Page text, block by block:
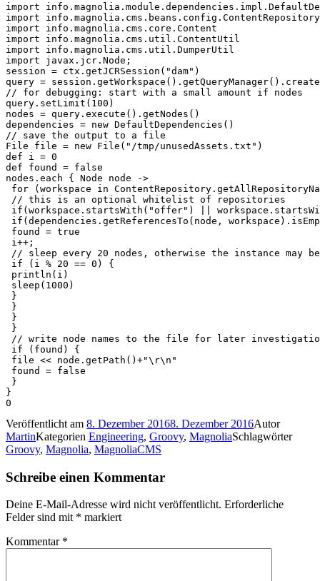
import
import info.magnolia.cms.beans.config.ContentRepository
import info.magnolia.cms.core.Content
import info.magnolia.cms.util.ContentUtil
import info.magnolia.cms.util.DumperUtil
import javax.jcr.Node;
session = ctx.getJCRSession("dam")
query =
// for debugging: start with a small amount if nodes
query.setLimit(100)
nodes = query.execute().getNodes()
dependencies = new DefaultDependencies()
// save the output to a file
File file = new File("/tmp/unusedAssets.txt")
def i = 0
def found = false
nodes.each { Node node ->
for (workspace in
// this is an optional whitelist of repositories
if(workspace.startsWith("offer") ||
if(dependencies.getReferencesTo(node,
found = true
i++;
// sleep every 20 nodes, otherwise the instance may
if (i % 20 == 0) {
println(i)
sleep(1000)
}
}
}
}
// write node names to the file for later
if (found) {
file << node.getPath()+"\r\n"
found = false
}
}
0
Veröffentlicht am 8. Dezember 20168. Dezember 2016Autor
MartinKategorien Engineering, Groovy, MagnoliaSchlagwörter
Groovy, Magnolia, MagnoliaCMS
Schreibe einen Kommentar
Deine E-Mail-Adresse wird nicht veröffentlicht. Erforderliche
Felder sind mit * markiert
Kommentar *